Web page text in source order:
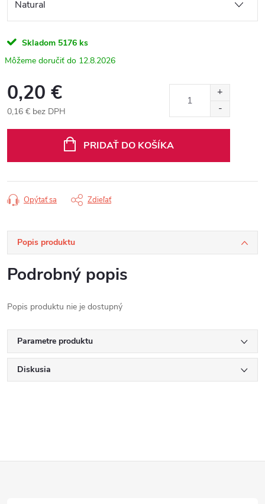
Skladom 5176 ks
12.8.2026
0,20 €
0,16 € bez DPH
PRIDAŤ DO KOŠÍKA
Opýtať sa Zdieľať
Popis produktu
Podrobný popis
Popis produktu nie je dostupný
Parametre produktu
Diskusia